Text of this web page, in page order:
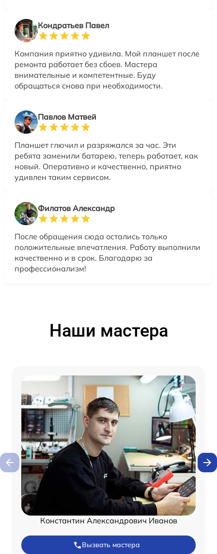
Кондратьев Павел
Компания приятно удивила. Мой планшет после
ремонта работает без сбоев. Мастера
внимательные и компетентные. Буду
обращаться снова при необходимости.
Павлов Матвей
Планшет глючил и разряжался за час. Эти
ребята заменили батарею, теперь работает, как
новый. Оперативно и качественно, приятно
удивлен таким сервисом.
Филатов Александр
После обращения сюда остались только
положительные впечатления. Работу выполнили
качественно и в срок. Благодарю за
профессионализм!
Наши мастера
Константин Александрович Иванов
Вызвать мастера